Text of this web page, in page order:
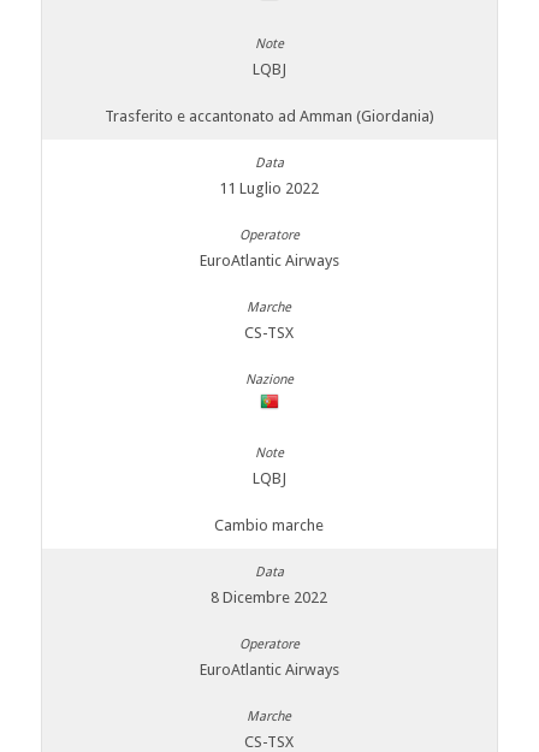
LQBJ
Trasferito e accantonato ad Amman (Giordania)
11 Luglio 2022
EuroAtlantic Airways
CS-TSX
LQBJ
Cambio marche
8 Dicembre 2022
EuroAtlantic Airways
CS-TSX